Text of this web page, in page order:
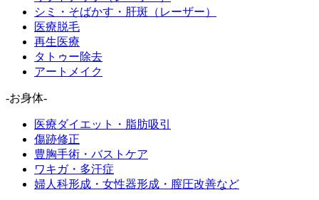
シミ・そばかす・肝斑（レーザー）
医療脱毛
再生医療
タトゥー除去
アートメイク
-お身体-
医療ダイエット・脂肪吸引
傷跡修正
豊胸手術・バストケア
ワキガ・多汗症
婦人科形成・女性器形成・膣圧改善など